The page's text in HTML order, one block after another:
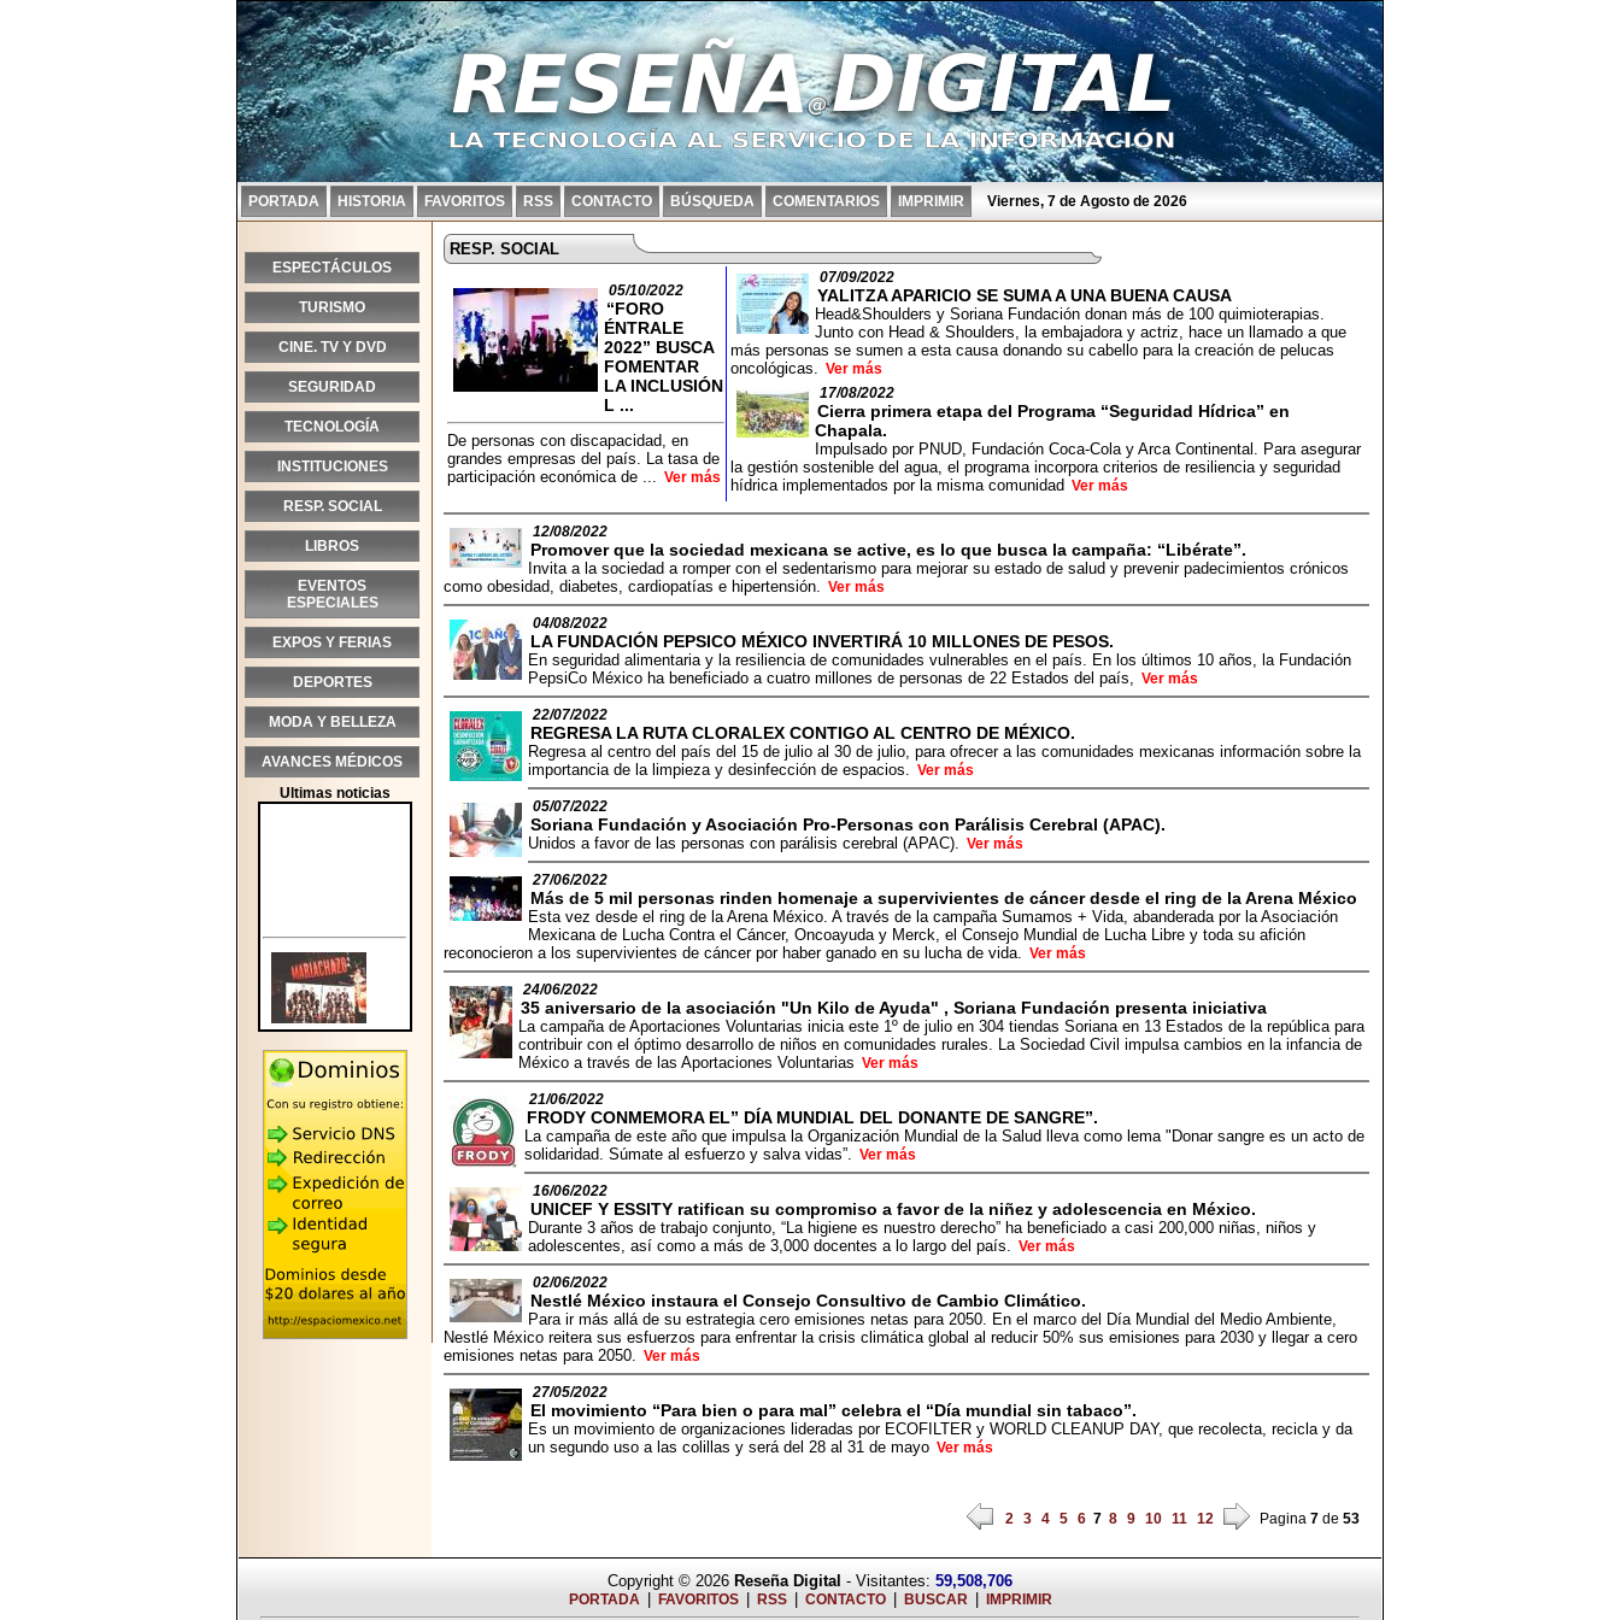
PORTADA HISTORIA FAVORITOS RSS CONTACTO BÚSQUEDA COMENTARIOS IMPRIMIR Viernes, 7 de Agosto de 2026
ESPECTÁCULOS
TURISMO
CINE. TV Y DVD
SEGURIDAD
TECNOLOGÍA
INSTITUCIONES
RESP. SOCIAL
LIBROS
EVENTOS
ESPECIALES
EXPOS Y FERIAS
DEPORTES
MODA Y BELLEZA
AVANCES MÉDICOS
Ultimas noticias
2026-05-25
"MARIACHAZO"
LEYENDAS
MARIACHI VARGAS
Y NUEVO
TECALITLÁN EN LA
ARENA CDMX.
2025-10-16
RESP. SOCIAL
05/10/2022
“FORO
ÉNTRALE
2022” BUSCA
FOMENTAR
LA INCLUSIÓN
L ...
De personas con discapacidad, en
grandes empresas del país. La tasa de
participación económica de ... Ver más
07/09/2022
YALITZA APARICIO SE SUMA A UNA BUENA CAUSA
Head&Shoulders y Soriana Fundación donan más de 100 quimioterapias.
Junto con Head & Shoulders, la embajadora y actriz, hace un llamado a que
más personas se sumen a esta causa donando su cabello para la creación de pelucas
oncológicas. Ver más
17/08/2022
Cierra primera etapa del Programa “Seguridad Hídrica” en
Chapala.
Impulsado por PNUD, Fundación Coca-Cola y Arca Continental. Para asegurar
la gestión sostenible del agua, el programa incorpora criterios de resiliencia y seguridad
hídrica implementados por la misma comunidad Ver más
12/08/2022
Promover que la sociedad mexicana se active, es lo que busca la campaña: “Libérate”.
Invita a la sociedad a romper con el sedentarismo para mejorar su estado de salud y prevenir padecimientos crónicos
como obesidad, diabetes, cardiopatías e hipertensión. Ver más
04/08/2022
LA FUNDACIÓN PEPSICO MÉXICO INVERTIRÁ 10 MILLONES DE PESOS.
En seguridad alimentaria y la resiliencia de comunidades vulnerables en el país. En los últimos 10 años, la Fundación
PepsiCo México ha beneficiado a cuatro millones de personas de 22 Estados del país, Ver más
22/07/2022
REGRESA LA RUTA CLORALEX CONTIGO AL CENTRO DE MÉXICO.
Regresa al centro del país del 15 de julio al 30 de julio, para ofrecer a las comunidades mexicanas información sobre la
importancia de la limpieza y desinfección de espacios. Ver más
05/07/2022
Soriana Fundación y Asociación Pro-Personas con Parálisis Cerebral (APAC).
Unidos a favor de las personas con parálisis cerebral (APAC). Ver más
27/06/2022
Más de 5 mil personas rinden homenaje a supervivientes de cáncer desde el ring de la Arena México
Esta vez desde el ring de la Arena México. A través de la campaña Sumamos + Vida, abanderada por la Asociación
Mexicana de Lucha Contra el Cáncer, Oncoayuda y Merck, el Consejo Mundial de Lucha Libre y toda su afición
reconocieron a los supervivientes de cáncer por haber ganado en su lucha de vida. Ver más
24/06/2022
35 aniversario de la asociación "Un Kilo de Ayuda" , Soriana Fundación presenta iniciativa
La campaña de Aportaciones Voluntarias inicia este 1º de julio en 304 tiendas Soriana en 13 Estados de la república para
contribuir con el óptimo desarrollo de niños en comunidades rurales. La Sociedad Civil impulsa cambios en la infancia de
México a través de las Aportaciones Voluntarias Ver más
21/06/2022
FRODY CONMEMORA EL” DÍA MUNDIAL DEL DONANTE DE SANGRE”.
La campaña de este año que impulsa la Organización Mundial de la Salud lleva como lema "Donar sangre es un acto de
solidaridad. Súmate al esfuerzo y salva vidas”. Ver más
16/06/2022
UNICEF Y ESSITY ratifican su compromiso a favor de la niñez y adolescencia en México.
Durante 3 años de trabajo conjunto, “La higiene es nuestro derecho” ha beneficiado a casi 200,000 niñas, niños y
adolescentes, así como a más de 3,000 docentes a lo largo del país. Ver más
02/06/2022
Nestlé México instaura el Consejo Consultivo de Cambio Climático.
Para ir más allá de su estrategia cero emisiones netas para 2050. En el marco del Día Mundial del Medio Ambiente,
Nestlé México reitera sus esfuerzos para enfrentar la crisis climática global al reducir 50% sus emisiones para 2030 y llegar a cero
emisiones netas para 2050. Ver más
27/05/2022
El movimiento “Para bien o para mal” celebra el “Día mundial sin tabaco”.
Es un movimiento de organizaciones lideradas por ECOFILTER y WORLD CLEANUP DAY, que recolecta, recicla y da
un segundo uso a las colillas y será del 28 al 31 de mayo Ver más
2 3 4 5 6 7 8 9 10 11 12 Pagina 7 de 53
Copyright © 2026 Reseña Digital - Visitantes: 59,508,706
PORTADA FAVORITOS RSS CONTACTO BUSCAR IMPRIMIR